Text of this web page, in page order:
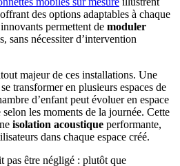
des options adaptables à chaque
permettent de moduler
sans nécessiter d’intervention
majeur de ces installations. Une
transformer en plusieurs espaces de
d’enfant peut évoluer en espace
les moments de la journée. Cette
isolation acoustique performante,
dans chaque espace créé.
pas être négligé : plutôt que